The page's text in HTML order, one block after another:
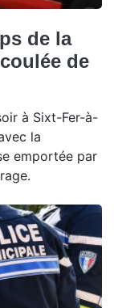
de la
de
à Sixt-Fer-à-
la
emportée par